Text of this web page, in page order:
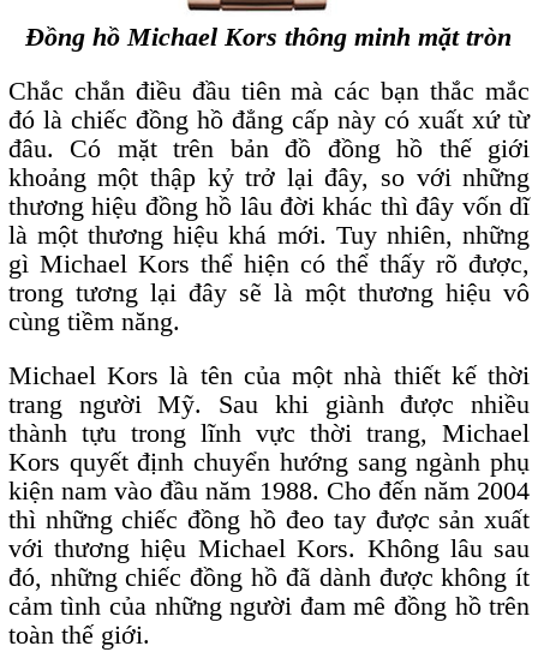
Đồng hồ Michael Kors thông minh mặt tròn
Chắc chắn điều đầu tiên mà các bạn thắc mắc
đó là chiếc đồng hồ đẳng cấp này có xuất xứ từ
đâu. Có mặt trên bản đồ đồng hồ thế giới
khoảng một thập kỷ trở lại đây, so với những
thương hiệu đồng hồ lâu đời khác thì đây vốn dĩ
là một thương hiệu khá mới. Tuy nhiên, những
gì Michael Kors thể hiện có thể thấy rõ được,
trong tương lại đây sẽ là một thương hiệu vô
cùng tiềm năng.
Michael Kors là tên của một nhà thiết kế thời
trang người Mỹ. Sau khi giành được nhiều
thành tựu trong lĩnh vực thời trang, Michael
Kors quyết định chuyển hướng sang ngành phụ
kiện nam vào đầu năm 1988. Cho đến năm 2004
thì những chiếc đồng hồ đeo tay được sản xuất
với thương hiệu Michael Kors. Không lâu sau
đó, những chiếc đồng hồ đã dành được không ít
cảm tình của những người đam mê đồng hồ trên
toàn thế giới.